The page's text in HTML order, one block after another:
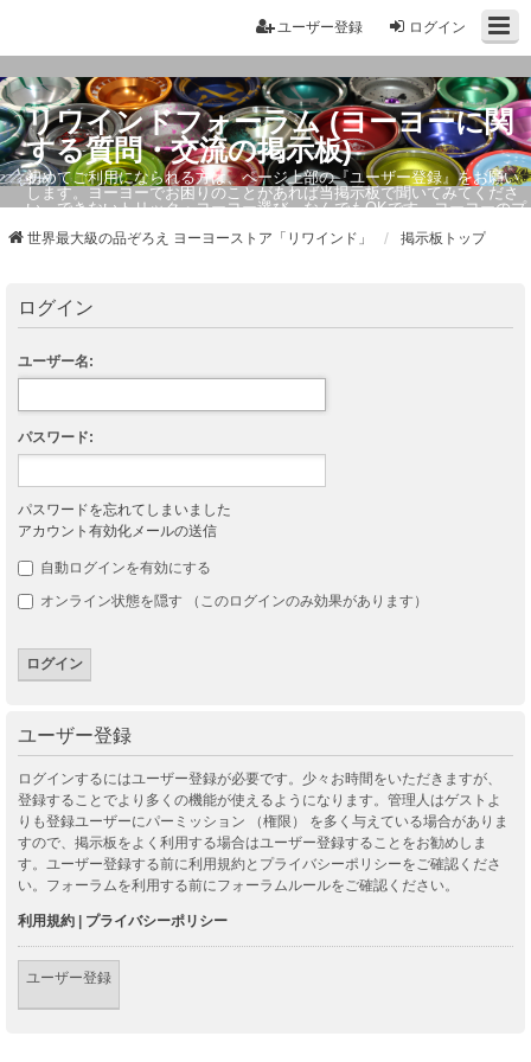
ログイン
ユーザー登録
リワインドフォーラム (ヨーヨーに関
する質問・交流の掲示板)
初めてご利用になられる方は、ページ上部の『ユーザー登録』をお願い
します。ヨーヨーでお困りのことがあれば当掲示板で聞いてみてくださ
い。できないトリック・ヨーヨー選び、なんでもOKです。ヨーヨーのプ
世界最大級の品ぞろえ ヨーヨーストア「リワインド」 掲示板トップ
ログイン
ユーザー名:
パスワード:
パスワードを忘れてしまいました
アカウント有効化メールの送信
自動ログインを有効にする
オンライン状態を隠す （このログインのみ効果があります）
ユーザー登録
ログインするにはユーザー登録が必要です。少々お時間をいただきますが、
登録することでより多くの機能が使えるようになります。管理人はゲストよ
りも登録ユーザーにパーミッション （権限） を多く与えている場合がありま
すので、掲示板をよく利用する場合はユーザー登録することをお勧めしま
す。ユーザー登録する前に利用規約とプライバシーポリシーをご確認くださ
い。フォーラムを利用する前にフォーラムルールをご確認ください。
利用規約 | プライバシーポリシー
ユーザー登録